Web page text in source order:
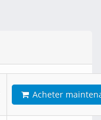
Acheter